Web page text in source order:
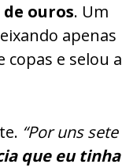
ouros. Um
apenas
copas e selou a
“Por uns sete
que eu tinha